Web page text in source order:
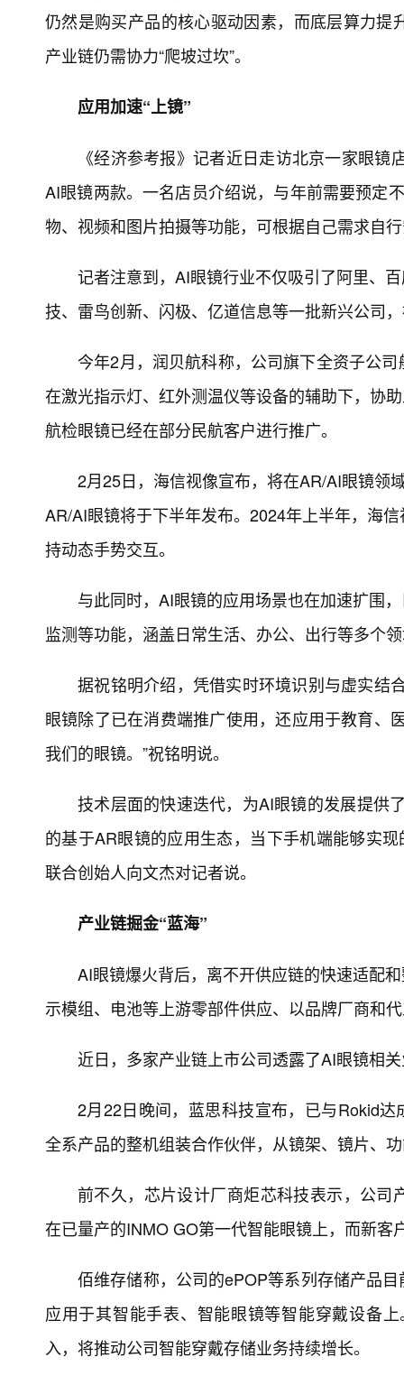
仍然是购买产品的核心驱动因素，而底层算力
产业链仍需协力“爬坡过坎”。
应用加速“上镜”
《经济参考报》记者近日走访北京一家眼
AI眼镜两款。一名店员介绍说，与年前需要预定
物、视频和图片拍摄等功能，可根据自己需求自
记者注意到，AI眼镜行业不仅吸引了阿里、
技、雷鸟创新、闪极、亿道信息等一批新兴公司
今年2月，润贝航科称，公司旗下全资子公
在激光指示灯、红外测温仪等设备的辅助下，协
航检眼镜已经在部分民航客户进行推广。
2月25日，海信视像宣布，将在AR/AI眼镜领
AR/AI眼镜将于下半年发布。2024年上半年，海
持动态手势交互。
与此同时，AI眼镜的应用场景也在加速扩围
监测等功能，涵盖日常生活、办公、出行等多个
据祝铭明介绍，凭借实时环境识别与虚实结
眼镜除了已在消费端推广使用，还应用于教育、
我们的眼镜。”祝铭明说。
技术层面的快速迭代，为AI眼镜的发展提供
的基于AR眼镜的应用生态，当下手机端能够实
联合创始人向文杰对记者说。
产业链掘金“蓝海”
AI眼镜爆火背后，离不开供应链的快速适配
示模组、电池等上游零部件供应、以品牌厂商和
近日，多家产业链上市公司透露了AI眼镜相
2月22日晚间，蓝思科技宣布，已与Rokid
全系产品的整机组装合作伙伴，从镜架、镜片、
前不久，芯片设计厂商炬芯科技表示，公司
在已量产的INMO GO第一代智能眼镜上，而新客
佰维存储称，公司的ePOP等系列存储产品
应用于其智能手表、智能眼镜等智能穿戴设备
入，将推动公司智能穿戴存储业务持续增长。